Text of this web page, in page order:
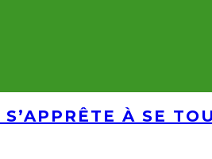
À SE